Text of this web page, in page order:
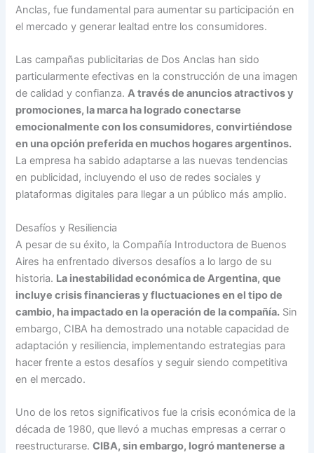
Anclas, fue fundamental para aumentar su participación en
el mercado y generar lealtad entre los consumidores.
Las campañas publicitarias de Dos Anclas han sido
particularmente efectivas en la construcción de una imagen
de calidad y confianza.A través de anuncios atractivos y
promociones, la marca ha logrado conectarse
emocionalmente con los consumidores, convirtiéndose
en una opción preferida en muchos hogares argentinos.
La empresa ha sabido adaptarse a las nuevas tendencias
en publicidad, incluyendo el uso de redes sociales y
plataformas digitales para llegar a un público más amplio.
Desafíos y Resiliencia
A pesar de su éxito, la Compañía Introductora de Buenos
Aires ha enfrentado diversos desafíos a lo largo de su
historia. La inestabilidad económica de Argentina, que
incluye crisis financieras y fluctuaciones en el tipo de
cambio, ha impactado en la operación de la compañía. Sin
embargo, CIBA ha demostrado una notable capacidad de
adaptación y resiliencia, implementando estrategias para
hacer frente a estos desafíos y seguir siendo competitiva
en el mercado.
Uno de los retos significativos fue la crisis económica de la
década de 1980, que llevó a muchas empresas a cerrar o
reestructurarse.CIBA, sin embargo, logró mantenerse a